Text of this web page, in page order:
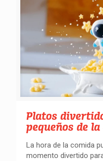
Platos
pequeños de la
La hora de la comida
momento divertido